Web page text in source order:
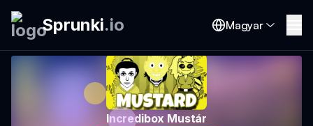
Sprunki.io Magyar
Incredibox Mustár